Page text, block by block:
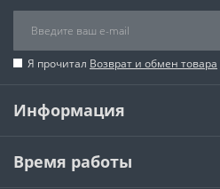
Я прочитал Возврат и обмен товара
Информация
Время работы